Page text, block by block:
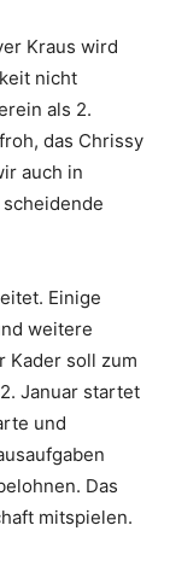
Kraus wird
nicht
als 2.
das Chrissy
auch in
Einige
weitere
Kader soll zum
Januar startet
und
Das
mitspielen.